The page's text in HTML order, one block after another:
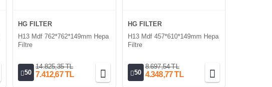
HG FILTER
H13 Mdf 762*762*149mm Hepa
Filtre
50
14.825,35 TL
7.412,67 TL
HG FILTER
H13 Mdf 457*610*149mm Hepa
Filtre
50
8.697,54 TL
4.348,77 TL